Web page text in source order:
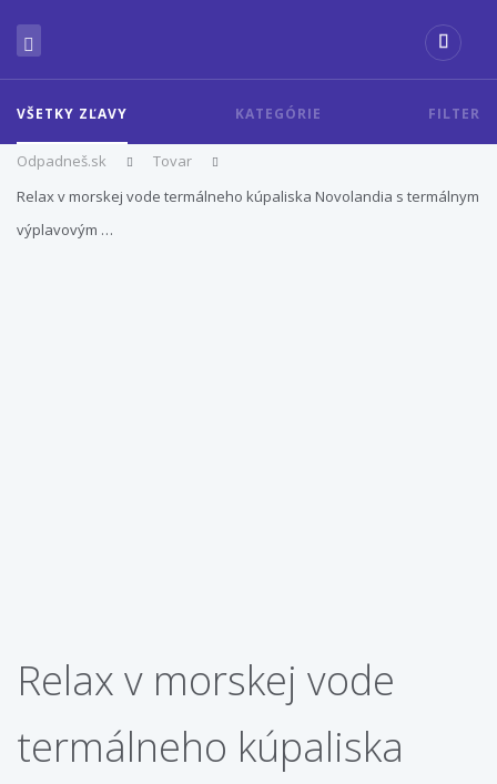
VŠETKY ZĽAVY KATEGÓRIE FILTER
Odpadneš.sk
Tovar
Relax v morskej vode termálneho kúpaliska Novolandia s termálnym
výplavovým …
Relax v morskej vode
termálneho kúpaliska